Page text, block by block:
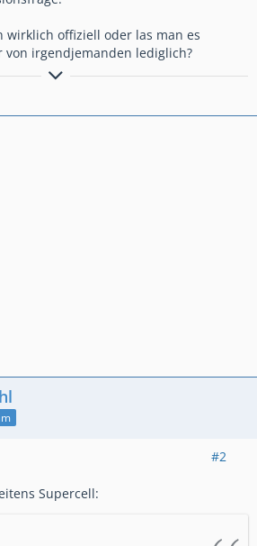
wirklich offiziell oder las man es
irgendjemanden lediglich?
#2
Supercell: